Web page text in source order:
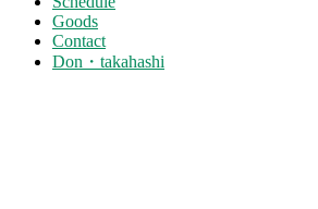
Goods
Contact
Don・takahashi